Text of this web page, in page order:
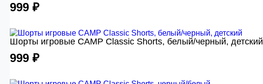
999 ₽
Шорты игровые CAMP Classic Shorts, белый/черный, детский
999 ₽